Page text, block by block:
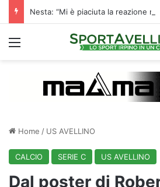
Menu
Home / US AVELLINO
CALCIO SERIE C US AVELLINO
Dal poster di